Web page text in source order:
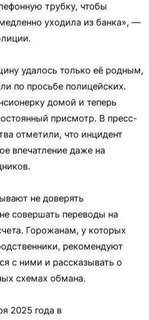
трубку, чтобы
уходила из банка», —
удалось только её родным,
по просьбе полицейских.
домой и теперь
присмотр. В пресс-
отметили, что инцидент
впечатление даже на
не доверять
совершать переводы на
Горожанам, у которых
рекомендуют
с ними и рассказывать о
схемах обмана.
2025 года в